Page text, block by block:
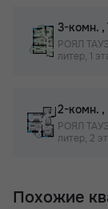
3-комн. ,
РОЯЛ
литер, 1
2-комн. ,
РОЯЛ
литер, 2
Похожие